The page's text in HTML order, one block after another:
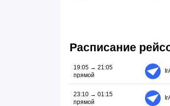
Расписание
19:05 → 21:05
прямой
23:10 → 01:15
прямой